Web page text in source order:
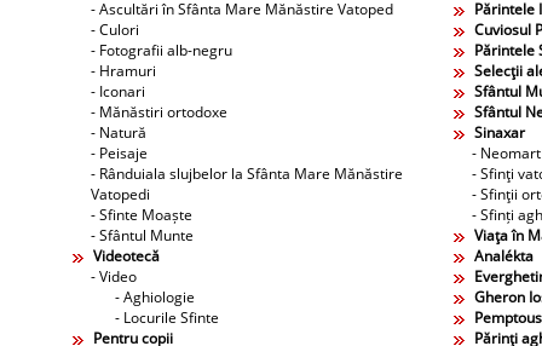
- Ascultări în Sfânta Mare Mănăstire Vatoped
- Culori
- Fotografii alb-negru
- Hramuri
- Iconari
- Mănăstiri ortodoxe
- Natură
- Peisaje
- Rânduiala slujbelor la Sfânta Mare Mănăstire
Vatopedi
- Sfinte Moaște
- Sfântul Munte
Părintele
Cuviosul
Părintele
Selecţii
Sfântul
Sfântul
Sinaxar
-
- Sfinţi
- Sfinţii
- Sfinți
Viaţa în
Videotecă
- Video
- Aghiologie
- Locurile Sfinte
Analékta
Gheron
Pentru copii
Părinţi